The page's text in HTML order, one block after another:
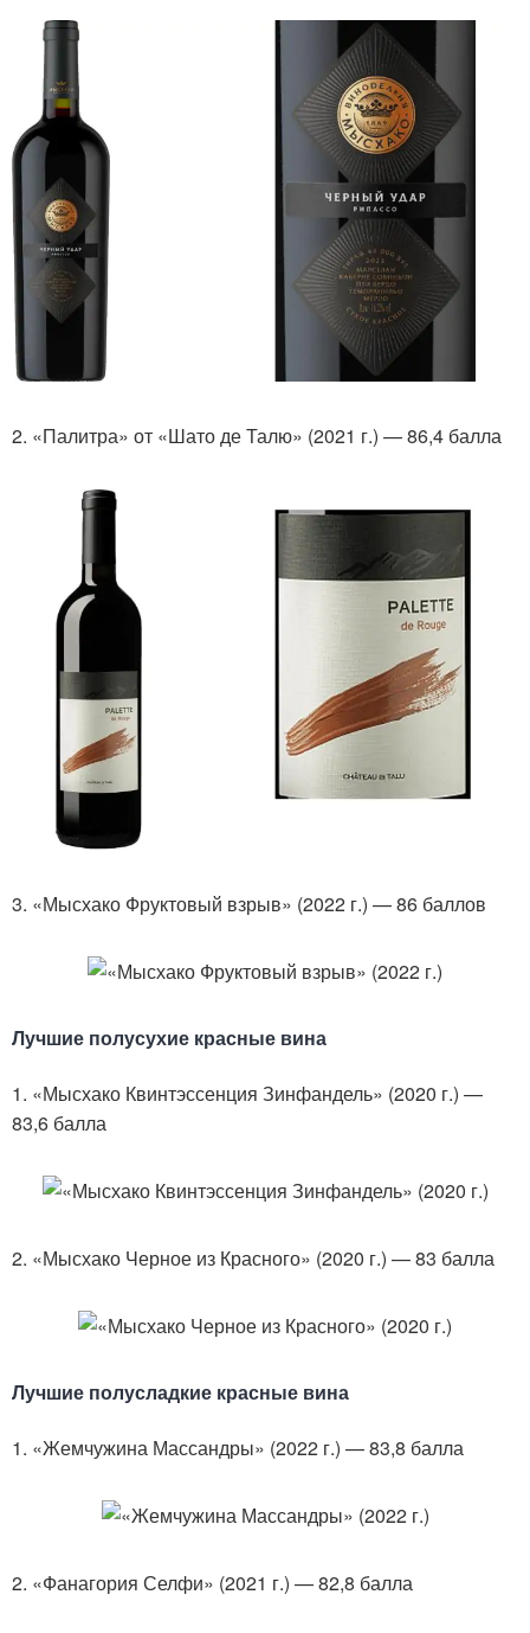
2. «Палитра» от «Шато де Талю» (2021 г.) — 86,4 балла
3. «Мысхако Фруктовый взрыв» (2022 г.) — 86 баллов
Лучшие полусухие красные вина
1. «Мысхако Квинтэссенция Зинфандель» (2020 г.) —
83,6 балла
2. «Мысхако Черное из Красного» (2020 г.) — 83 балла
Лучшие полусладкие красные вина
1. «Жемчужина Массандры» (2022 г.) — 83,8 балла
2. «Фанагория Селфи» (2021 г.) — 82,8 балла